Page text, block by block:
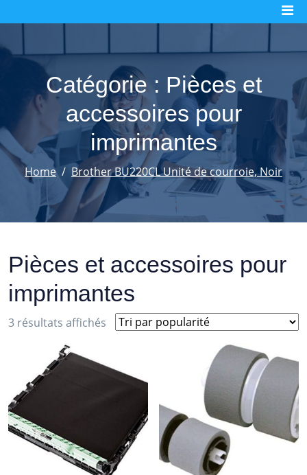
to
content
Catégorie : Pièces et
accessoires pour
imprimantes
Home Brother BU220CL Unité de courroie, Noir
Pièces et accessoires pour
imprimantes
3 résultats affichés Trié